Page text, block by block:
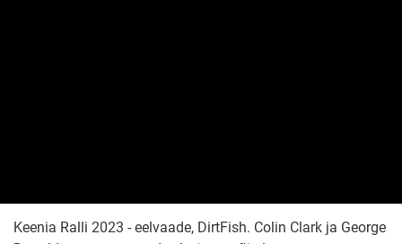
Keenia Ralli 2023 - eelvaade, DirtFish. Colin Clark ja George